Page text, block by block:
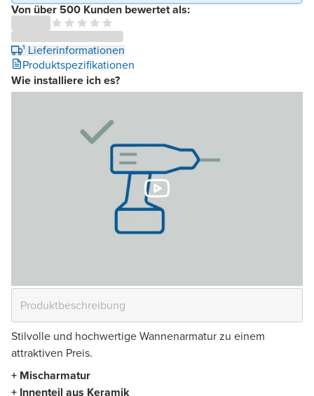
Von über 500 Kunden bewertet als:
¹ Lieferinformationen
Produktspezifikationen
Wie installiere ich es?
Stilvolle und hochwertige Wannenarmatur zu einem
attraktiven Preis.
+ Mischarmatur
+ Innenteil aus Keramik